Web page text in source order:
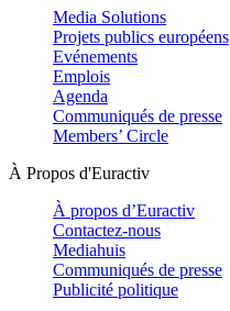
Media Solutions
Projets publics européens
Evénements
Emplois
Agenda
Communiqués de presse
Members’ Circle
À Propos d'Euractiv
À propos d’Euractiv
Contactez-nous
Mediahuis
Communiqués de presse
Publicité politique